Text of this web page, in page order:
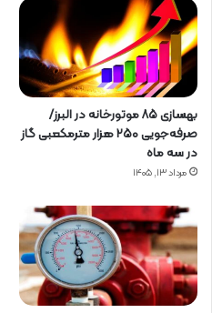
بهسازی ۸۵ موتورخانه در البرز/
صرفه‌جویی ۲۵۰ هزار مترمکعبی گاز
در سه ماه
مرداد ۱۳, ۱۴۰۵